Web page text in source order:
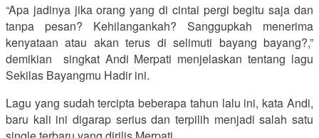
“Apa jadinya jika orang yang di cintai pergi begitu saja dan
tanpa pesan? Kehilangankah? Sanggupkah menerima
kenyataan atau akan terus di selimuti bayang bayang?,”
demikian singkat Andi Merpati menjelaskan tentang lagu
Sekilas Bayangmu Hadir ini.
Lagu yang sudah tercipta beberapa tahun lalu ini, kata Andi,
baru kali ini digarap serius dan terpilih menjadi salah satu